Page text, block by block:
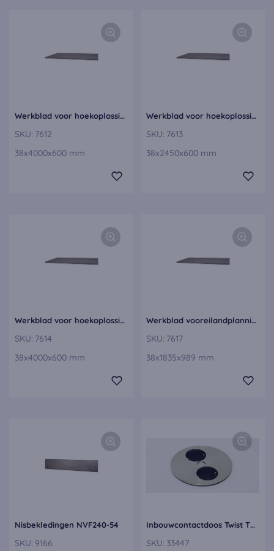
Werkblad voor hoekoplossingen, linkerdeel APDEW60-400-E
SKU: 7612
38x4000x600 mm
Werkblad voor hoekoplossingen, rechterdeel APDEE60-245-E
SKU: 7613
38x2450x600 mm
Werkblad voor hoekoplossingen, rechterdeel APDEE60-400-E
SKU: 7614
38x4000x600 mm
Werkblad vooreilandplanningen APDI38-184E
SKU: 7617
38x1835x989 mm
Nisbekledingen NVF240-54
SKU: 9166
Inbouwcontactdoos Twist TWIST-F
SKU: 33447